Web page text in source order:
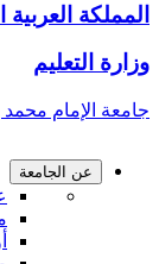
المملكة
وزارة التعليم
جامعة الإمام
عن الجامعة